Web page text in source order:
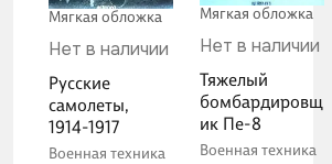
Мягкая обложка
Нет в наличии
Русские
самолеты,
1914-1917
Военная техника
Мягкая обложка
Нет в наличии
Тяжелый
бомбардировщ
ик Пе-8
Военная техника